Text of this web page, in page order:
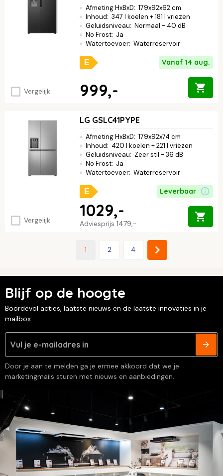
Vergelijk
Afmeting HxBxD: 179x92x62 cm
Inhoud: 347 l koelen + 181 l vriezen
Geluidsniveau: Normaal - 40 dB
No Frost: Ja
Watertoevoer: Waterreservoir
E Vanaf 14 aug.
999,-
Vergelijk
LG GSLC41PYPE
Afmeting HxBxD: 179x92x74 cm
Inhoud: 420 l koelen + 221 l vriezen
Geluidsniveau: Zeer stil - 36 dB
No Frost: Ja
Watertoevoer: Waterreservoir
E Leverbaar
Adviesprijs 1479,-
1029,-
1 2 4
Blijf op de hoogte
Boordevol acties, laatste nieuws en de laatste innovaties in je
mailbox
Door je aan te melden ga je ermee akkoord dat we je
marketingmails sturen met nieuws en aanbiedingen.